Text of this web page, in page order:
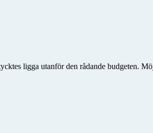
ligga utanför den rådande budgeten.